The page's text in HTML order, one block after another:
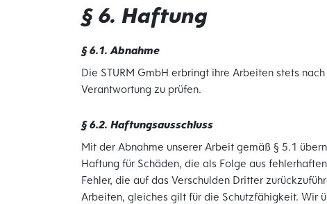
§ 6. Haftung
§ 6.1. Abnahme
Die STURM GmbH erbringt ihre Arbeiten stets
Verantwortung zu prüfen.
§ 6.2. Haftungsausschluss
Mit der Abnahme unserer Arbeit gemäß § 5.1
Haftung für Schäden, die als Folge aus
Fehler, die auf das Verschulden Dritter
Arbeiten, gleiches gilt für die Schutzfähigkeit. Wir